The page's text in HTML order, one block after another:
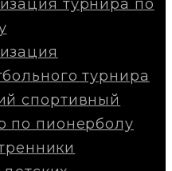
турнира по
турнира
спортивный
по пионерболу